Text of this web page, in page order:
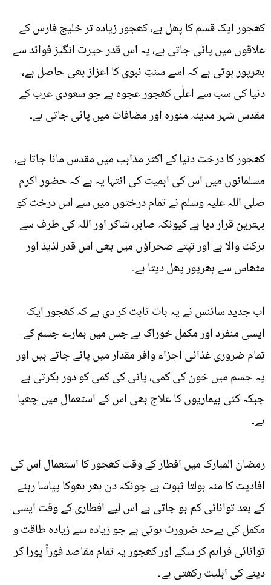
کھجور ایک قسم کا پھل ہے، کھجور زیادہ تر خلیج فارس کے
علاقوں میں پائی جاتی ہے، یہ اس قدر حیرت انگیز فوائد سے
بھرپور ہوتی ہے کہ اسے سنتِ نبوی کا اعزاز بھی حاصل ہے،
دنیا کی سب سے اعلٰی کھجور عجوہ ہے جو سعودی عرب کے
مقدس شہر مدینہ منورہ اور مضافات میں پائی جاتی ہے۔
کھجور کا درخت دنیا کے اکثر مذاہب میں مقدس مانا جاتا ہے،
مسلمانوں میں اس کی اہمیت کی انتہا یہ ہے کہ حضور اکرم
صلی اللہ علیہ وسلم نے تمام درختوں میں سے اس درخت کو
بہترین قرار دیا ہے کیونکہ صابر، شاکر اور اللہ کی طرف سے
برکت والا ہے اور تپتے صحراؤں میں بھی اس قدر لذیذ اور
مٹھاس سے بھرپور پھل دیتا ہے۔
اب جدید سائنس نے یہ بات ثابت کر دی ہے کہ کھجور ایک
ایسی منفرد اور مکمل خوراک ہے جس میں ہمارے جسم کے
تمام ضروری غذائی اجزاء وافر مقدار میں پائے جاتے ہیں اور
یہ جسم میں خون کی کمی، پانی کی کمی کو دور ہکرتی ہے
جبکہ کئی بیماریوں کا علاج بھی اس کے استعمال میں چھپا
ہے۔
رمضان المبارک میں افطار کے وقت کھجور کا استعمال اس کی
افادیت کا منہ بولتا ثبوت ہے چونکہ دن بھر بھوکا پیاسا رہنے
کے بعد توانائی کم ہو جاتی ہے اس لیے افطاری کے وقت ایسی
مکمل کی بےحد ضرورت ہوتی ہے جو زیادہ سے زیادہ طاقت و
توانائی فراہم کر سکے اور کھجور یہ تمام مقاصد فوراً پورا کر
دینے کی اہلیت رکھتی ہے۔